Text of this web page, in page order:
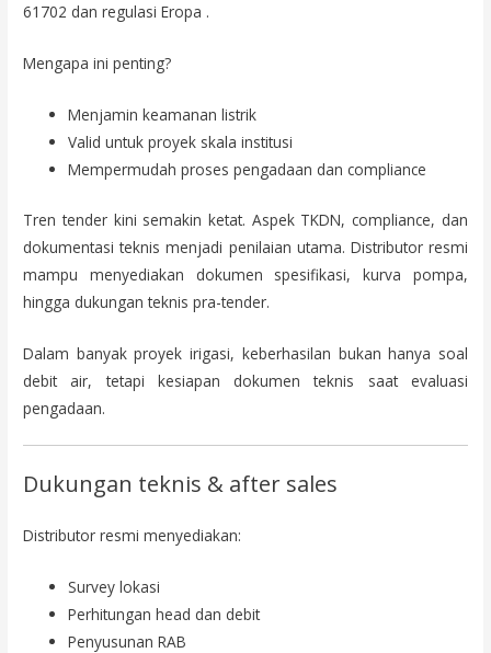
61702 dan regulasi Eropa .
Mengapa ini penting?
Menjamin keamanan listrik
Valid untuk proyek skala institusi
Mempermudah proses pengadaan dan compliance
Tren tender kini semakin ketat. Aspek TKDN, compliance, dan
dokumentasi teknis menjadi penilaian utama. Distributor resmi
mampu menyediakan dokumen spesifikasi, kurva pompa,
hingga dukungan teknis pra-tender.
Dalam banyak proyek irigasi, keberhasilan bukan hanya soal
debit air, tetapi kesiapan dokumen teknis saat evaluasi
pengadaan.
Dukungan teknis & after sales
Distributor resmi menyediakan:
Survey lokasi
Perhitungan head dan debit
Penyusunan RAB